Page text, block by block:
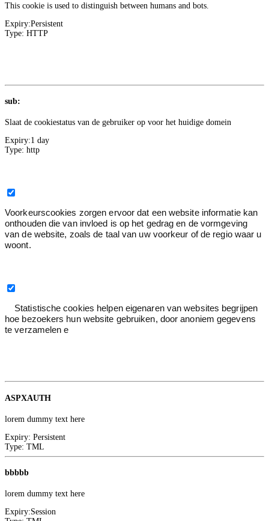
This cookie is used to distinguish between humans and bots.
Expiry:Persistent
Type: HTTP
sub:
Slaat de cookiestatus van de gebruiker op voor het huidige domein
Expiry:1 day
Type: http
Voorkeurscookies zorgen ervoor dat een website informatie kan
onthouden die van invloed is op het gedrag en de vormgeving
van de website, zoals de taal van uw voorkeur of de regio waar u
woont.
Statistische cookies helpen eigenaren van websites begrijpen
hoe bezoekers hun website gebruiken, door anoniem gegevens
te verzamelen e
ASPXAUTH
lorem dummy text here
Expiry: Persistent
Type: TML
bbbbb
lorem dummy text here
Expiry:Session